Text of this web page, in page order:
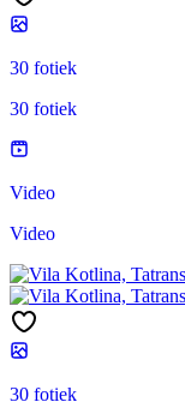
30 fotiek
30 fotiek
Video
Video
30 fotiek